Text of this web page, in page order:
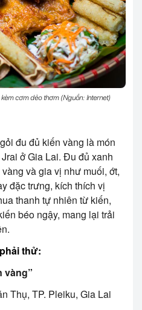
cơm dẻo thơm (Nguồn: Internet)
đu đủ kiến vàng là món
ở Gia Lai. Đu đủ xanh
và gia vị như muối, ớt,
đặc trưng, kích thích vị
thanh tự nhiên từ kiến,
béo ngậy, mang lại trải
thử:
vàng”
Thụ, TP. Pleiku, Gia Lai